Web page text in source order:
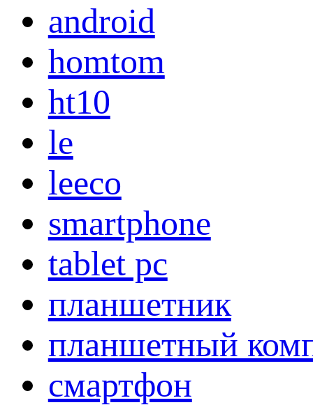
android
homtom
ht10
le
leeco
smartphone
tablet pc
планшетник
планшетный
смартфон